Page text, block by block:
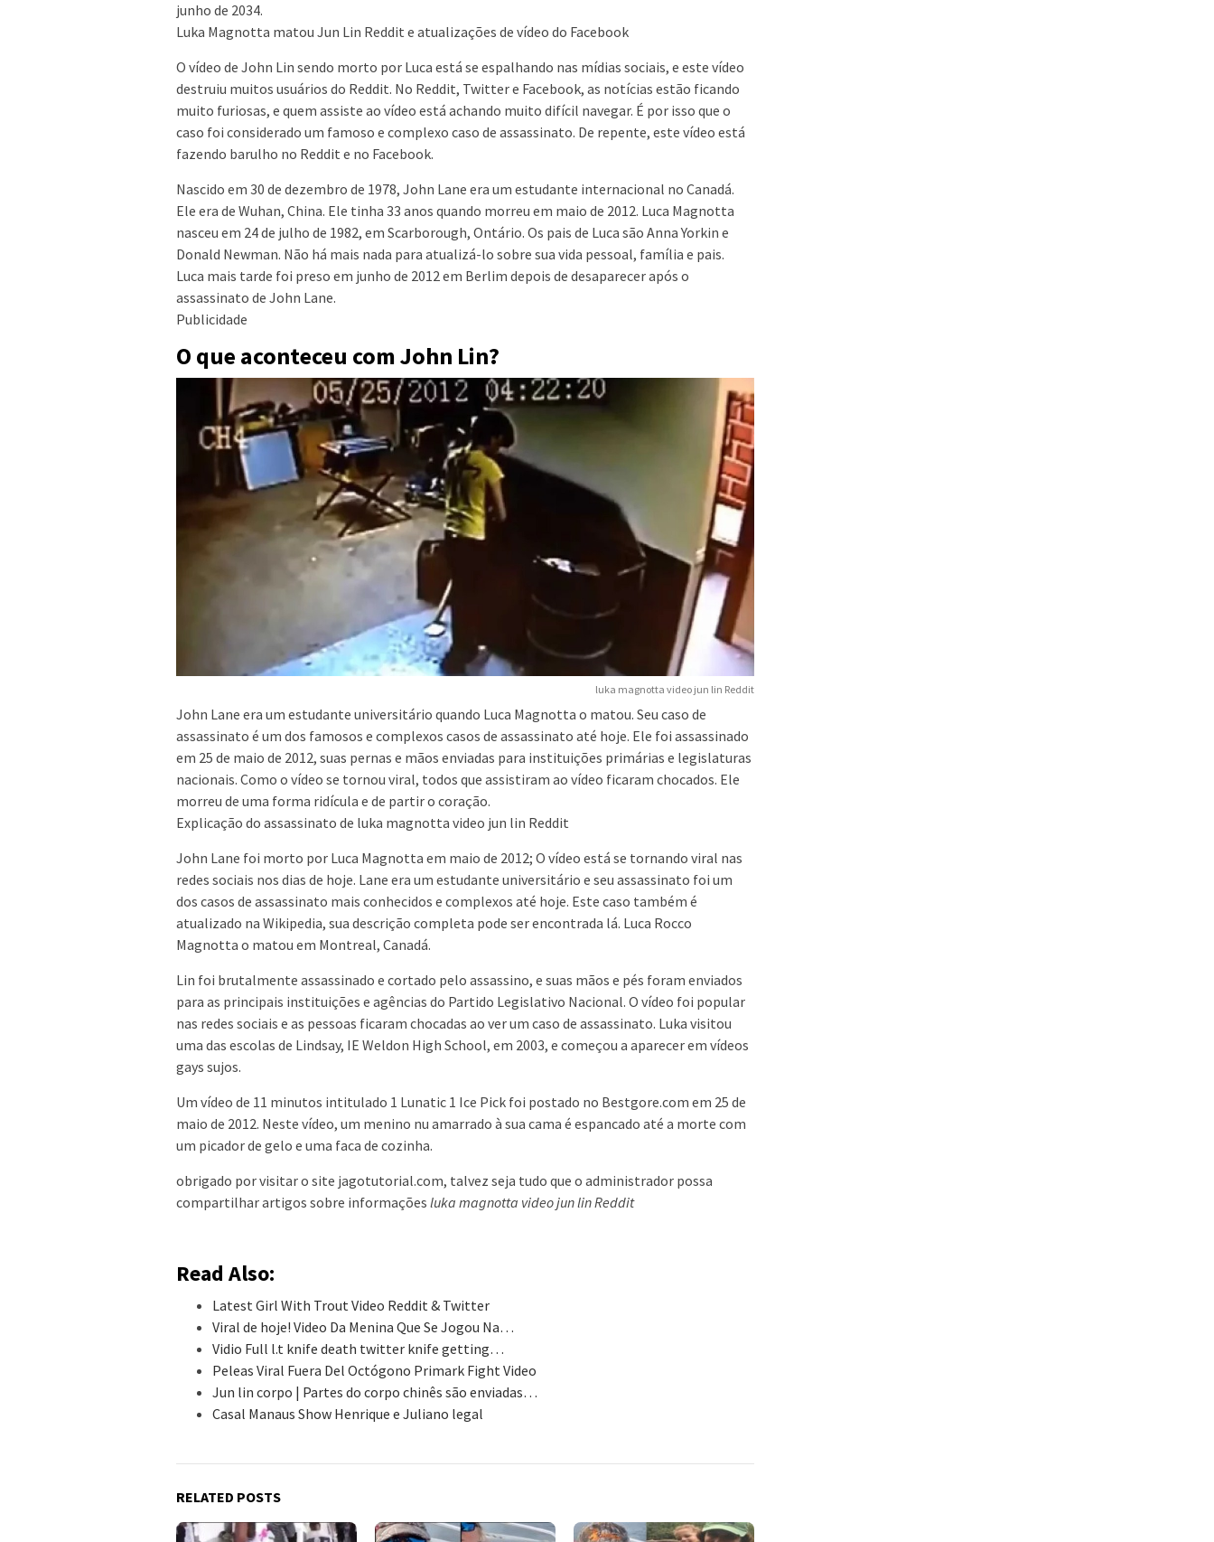
junho de 2034.
Luka Magnotta matou Jun Lin Reddit e atualizações de vídeo do Facebook
O vídeo de John Lin sendo morto por Luca está se espalhando nas mídias sociais, e este vídeo
destruiu muitos usuários do Reddit. No Reddit, Twitter e Facebook, as notícias estão ficando
muito furiosas, e quem assiste ao vídeo está achando muito difícil navegar. É por isso que o
caso foi considerado um famoso e complexo caso de assassinato. De repente, este vídeo está
fazendo barulho no Reddit e no Facebook.
Nascido em 30 de dezembro de 1978, John Lane era um estudante internacional no Canadá.
Ele era de Wuhan, China. Ele tinha 33 anos quando morreu em maio de 2012. Luca Magnotta
nasceu em 24 de julho de 1982, em Scarborough, Ontário. Os pais de Luca são Anna Yorkin e
Donald Newman. Não há mais nada para atualizá-lo sobre sua vida pessoal, família e pais.
Luca mais tarde foi preso em junho de 2012 em Berlim depois de desaparecer após o
assassinato de John Lane.
Publicidade
O que aconteceu com John Lin?
luka magnotta video jun lin Reddit
John Lane era um estudante universitário quando Luca Magnotta o matou. Seu caso de
assassinato é um dos famosos e complexos casos de assassinato até hoje. Ele foi assassinado
em 25 de maio de 2012, suas pernas e mãos enviadas para instituições primárias e legislaturas
nacionais. Como o vídeo se tornou viral, todos que assistiram ao vídeo ficaram chocados. Ele
morreu de uma forma ridícula e de partir o coração.
Explicação do assassinato de luka magnotta video jun lin Reddit
John Lane foi morto por Luca Magnotta em maio de 2012; O vídeo está se tornando viral nas
redes sociais nos dias de hoje. Lane era um estudante universitário e seu assassinato foi um
dos casos de assassinato mais conhecidos e complexos até hoje. Este caso também é
atualizado na Wikipedia, sua descrição completa pode ser encontrada lá. Luca Rocco
Magnotta o matou em Montreal, Canadá.
Lin foi brutalmente assassinado e cortado pelo assassino, e suas mãos e pés foram enviados
para as principais instituições e agências do Partido Legislativo Nacional. O vídeo foi popular
nas redes sociais e as pessoas ficaram chocadas ao ver um caso de assassinato. Luka visitou
uma das escolas de Lindsay, IE Weldon High School, em 2003, e começou a aparecer em vídeos
gays sujos.
Um vídeo de 11 minutos intitulado 1 Lunatic 1 Ice Pick foi postado no Bestgore.com em 25 de
maio de 2012. Neste vídeo, um menino nu amarrado à sua cama é espancado até a morte com
um picador de gelo e uma faca de cozinha.
obrigado por visitar o site jagotutorial.com, talvez seja tudo que o administrador possa
compartilhar artigos sobre informações luka magnotta video jun lin Reddit
Read Also:
Latest Girl With Trout Video Reddit & Twitter
Viral de hoje! Video Da Menina Que Se Jogou Na…
Vidio Full l.t knife death twitter knife getting…
Peleas Viral Fuera Del Octógono Primark Fight Video
Jun lin corpo | Partes do corpo chinês são enviadas…
Casal Manaus Show Henrique e Juliano legal
RELATED POSTS